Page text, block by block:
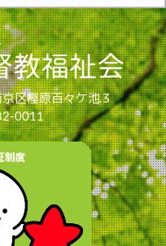
区樫原百々ケ池３
0011